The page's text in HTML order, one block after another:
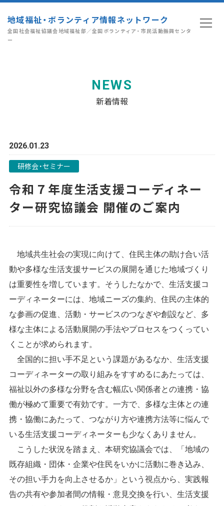
地域福祉・ボランティア情報ネットワーク
全国社会福祉協議会地域福祉部／全国ボランティア・市民活動振興センタ
ー
NEWS
新着情報
2026.01.23
研修会・セミナー
令和７年度生活支援コーディネー
ター研究協議会 開催のご案内
地域共生社会の実現に向けて、住民主体の助け合い活
動や多様な生活支援サービスの展開を通じた地域づくり
は重要性を増しています。そうしたなかで、生活支援コ
ーディネーターには、地域ニーズの集約、住民の主体的
な参画の促進、活動・サービスのつなぎや創設など、多
様な主体による活動展開の手法やプロセスをつくってい
くことが求められます。
全国的に担い手不足という課題があるなか、生活支援
コーディネーターの取り組みをすすめるにあたっては、
福祉以外の多様な分野を含む幅広い関係者との連携・協
働が極めて重要で有効です。一方で、多様な主体との連
携・協働にあたって、つながり方や連携方法等に悩んで
いる生活支援コーディネーターも少なくありません。
こうした状況を踏まえ、本研究協議会では、「地域の
既存組織・団体・企業や住民をいかに活動に巻き込み、
その担い手力を向上させるか」という視点から、実践報
告の共有や参加者間の情報・意見交換を行い、生活支援